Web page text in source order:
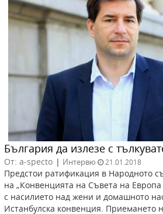
България да излезе с
От: a-specto | Интервю 21.01.2018
Предстои ратификация в Народното
на „Конвенцията на Съвета на
с насилието над жени и домашното
Истанбулска конвенция. Приемането